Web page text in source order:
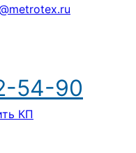
54-90
КП